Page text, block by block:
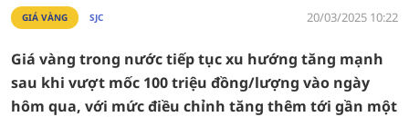
GIÁ VÀNG SJC 20/03/2025 10:22
Giá vàng trong nước tiếp tục xu hướng tăng mạnh
sau khi vượt mốc 100 triệu đồng/lượng vào ngày
hôm qua, với mức điều chỉnh tăng thêm tới gần một